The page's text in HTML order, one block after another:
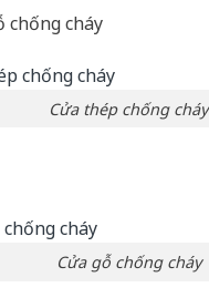
chống cháy
Cửa thép chống cháy
Cửa gỗ chống cháy